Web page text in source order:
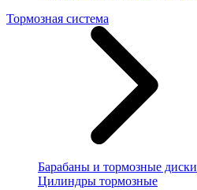
Тормозная система
Барабаны и тормозные диски
Цилиндры тормозные